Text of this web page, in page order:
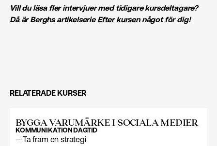
Vill du läsa fler intervjuer med tidigare kursdeltagare?
Då är Berghs artikelserie Efter kursennågot för dig!
RELATERADE KURSER
BYGGA VARUMÄRKE I SOCIALA MEDIER
KOMMUNIKATIONDAGTID
—Ta fram en strategi